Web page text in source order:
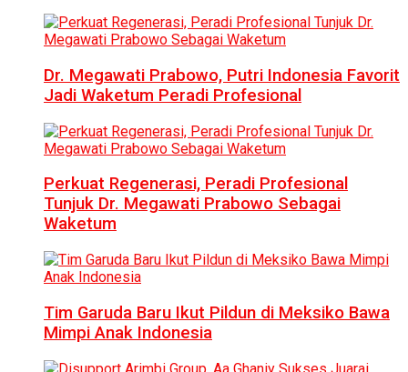
Dr. Megawati Prabowo, Putri Indonesia Favorit
Jadi Waketum Peradi Profesional
Perkuat Regenerasi, Peradi Profesional
Tunjuk Dr. Megawati Prabowo Sebagai
Waketum
Tim Garuda Baru Ikut Pildun di Meksiko Bawa
Mimpi Anak Indonesia